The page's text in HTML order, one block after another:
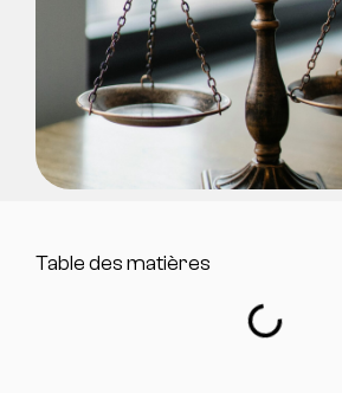
Table des matières